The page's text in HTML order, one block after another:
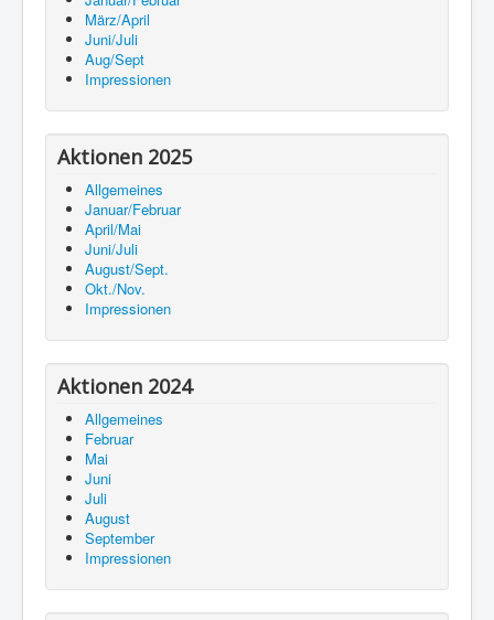
März/April
Juni/Juli
Aug/Sept
Impressionen
Aktionen 2025
Allgemeines
Januar/Februar
April/Mai
Juni/Juli
August/Sept.
Okt./Nov.
Impressionen
Aktionen 2024
Allgemeines
Februar
Mai
Juni
Juli
August
September
Impressionen